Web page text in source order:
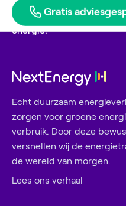
Gratis
Blije klanten geven ons
energie.
Echt duurzaam
zorgen voor groene
verbruik. Door deze
versnellen wij de
de wereld van morgen.
Lees ons verhaal